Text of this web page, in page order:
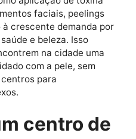
humano e requer
nesse ponto que
fazem a
na cidade oferecem uma
desde cuidados
estéticos
saúde da pele, além de
acne, melasma,